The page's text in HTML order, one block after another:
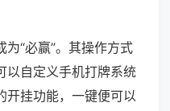
“必赢”。其操作方式
以自定义手机打牌系统
开挂功能，一键便可以